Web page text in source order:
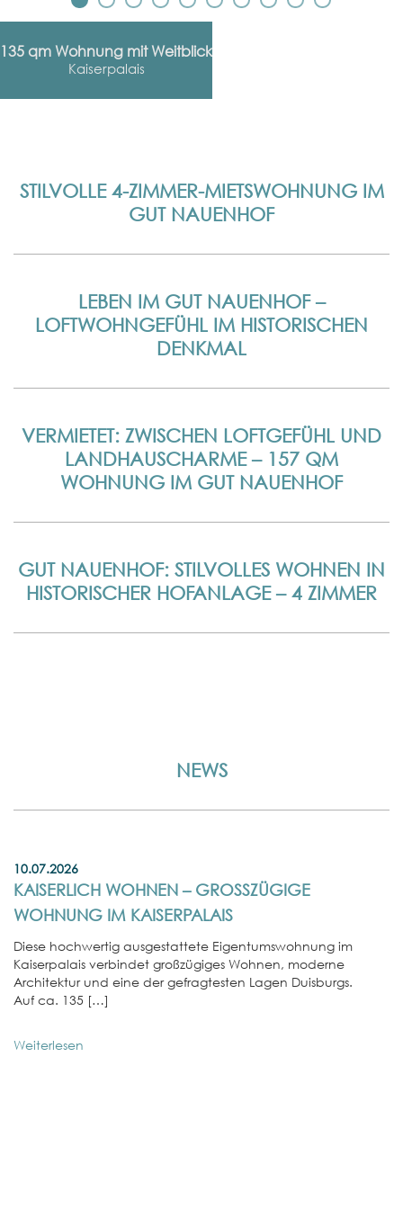
135 qm Wohnung mit Weitblick
Kaiserpalais
STILVOLLE 4-ZIMMER-MIETSWOHNUNG IM
GUT NAUENHOF
LEBEN IM GUT NAUENHOF –
LOFTWOHNGEFÜHL IM HISTORISCHEN
DENKMAL
VERMIETET: ZWISCHEN LOFTGEFÜHL UND
LANDHAUSCHARME – 157 QM
WOHNUNG IM GUT NAUENHOF
GUT NAUENHOF: STILVOLLES WOHNEN IN
HISTORISCHER HOFANLAGE – 4 ZIMMER
NEWS
10.07.2026
KAISERLICH WOHNEN – GROSSZÜGIGE W
OHNUNG IM KAISERPALAIS
Diese hochwertig ausgestattete Eigentumswohnung im
Kaiserpalais verbindet großzügiges Wohnen, moderne
Architektur und eine der gefragtesten Lagen Duisburgs.
Auf ca. 135 […]
Weiterlesen